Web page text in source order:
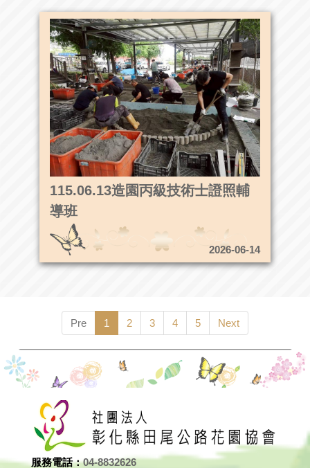
115.06.13造園丙級技術士證照輔
導班
2026-06-14
Pre 1 2 3 4 5 Next
服務電話：04-8832626